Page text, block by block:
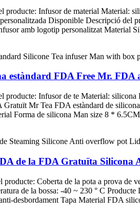
producte: Infusor de material Material:
Disponible Descripció
amb logotip personalitzat Material
estàndard FDA Free Mr. FDA
producte: Infusor de te Material:
Mr Tea FDA estàndard de
Forma de silicona Man size 8 *
de la FDA Gratuïta Silicona
Coberta de la pota a prova
de la bossa: -40 ~ 230 ° C
desbordament Tapa Material FDA